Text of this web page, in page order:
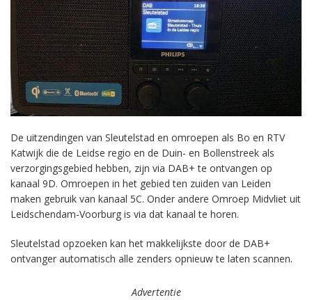
De uitzendingen van Sleutelstad en omroepen als Bo en RTV
Katwijk die de Leidse regio en de Duin- en Bollenstreek als
verzorgingsgebied hebben, zijn via DAB+ te ontvangen op
kanaal 9D. Omroepen in het gebied ten zuiden van Leiden
maken gebruik van kanaal 5C. Onder andere Omroep Midvliet uit
Leidschendam-Voorburg is via dat kanaal te horen.
Sleutelstad opzoeken kan het makkelijkste door de DAB+
ontvanger automatisch alle zenders opnieuw te laten scannen.
Advertentie